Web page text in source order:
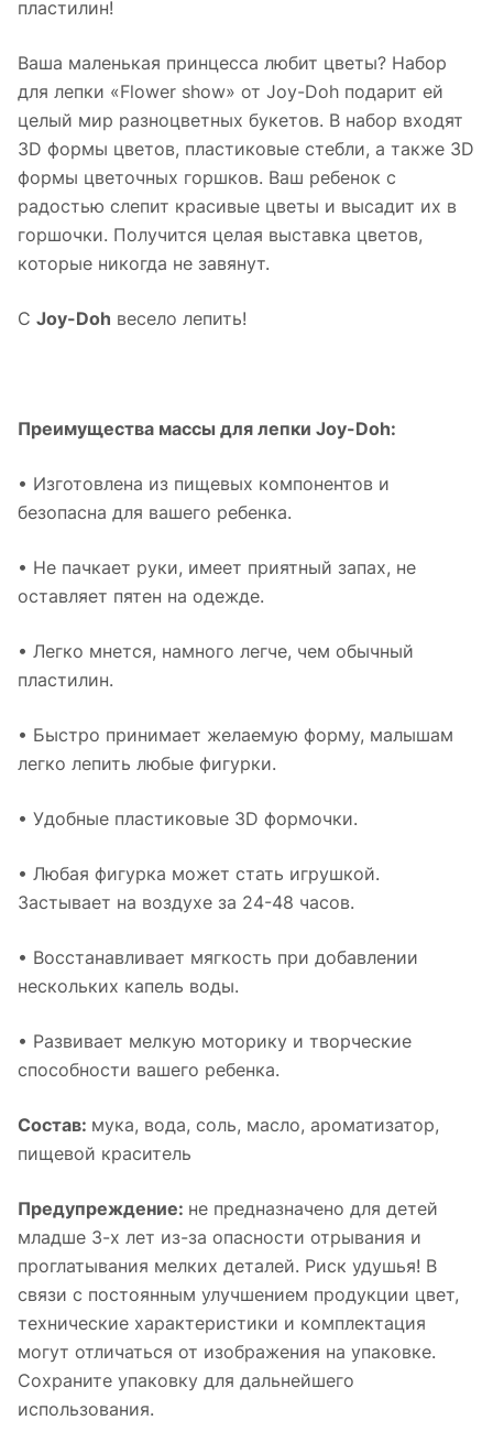
пластилин!
Ваша маленькая принцесса любит цветы? Набор
для лепки «Flower show» от Joy-Doh подарит ей
целый мир разноцветных букетов. В набор входят
3D формы цветов, пластиковые стебли, а также 3D
формы цветочных горшков. Ваш ребенок с
радостью слепит красивые цветы и высадит их в
горшочки. Получится целая выставка цветов,
которые никогда не завянут.
С Joy-Doh весело лепить!
Преимущества массы для лепки Joy-Doh:
• Изготовлена из пищевых компонентов и
безопасна для вашего ребенка.
• Не пачкает руки, имеет приятный запах, не
оставляет пятен на одежде.
• Легко мнется, намного легче, чем обычный
пластилин.
• Быстро принимает желаемую форму, малышам
легко лепить любые фигурки.
• Удобные пластиковые 3D формочки.
• Любая фигурка может стать игрушкой.
Застывает на воздухе за 24-48 часов.
• Восстанавливает мягкость при добавлении
нескольких капель воды.
• Развивает мелкую моторику и творческие
способности вашего ребенка.
Состав: мука, вода, соль, масло, ароматизатор,
пищевой краситель
Предупреждение: не предназначено для детей
младше 3-х лет из-за опасности отрывания и
проглатывания мелких деталей. Риск удушья! В
связи с постоянным улучшением продукции цвет,
технические характеристики и комплектация
могут отличаться от изображения на упаковке.
Сохраните упаковку для дальнейшего
использования.